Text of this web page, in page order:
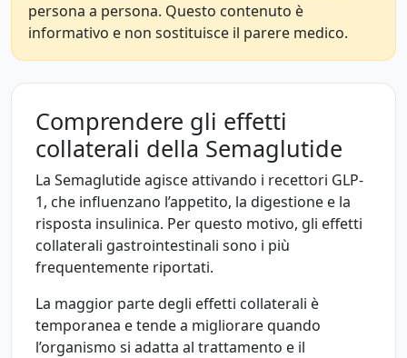
persona a persona. Questo contenuto è
informativo e non sostituisce il parere medico.
Comprendere gli effetti
collaterali della Semaglutide
La Semaglutide agisce attivando i recettori GLP-
1, che influenzano l’appetito, la digestione e la
risposta insulinica. Per questo motivo, gli effetti
collaterali gastrointestinali sono i più
frequentemente riportati.
La maggior parte degli effetti collaterali è
temporanea e tende a migliorare quando
l’organismo si adatta al trattamento e il